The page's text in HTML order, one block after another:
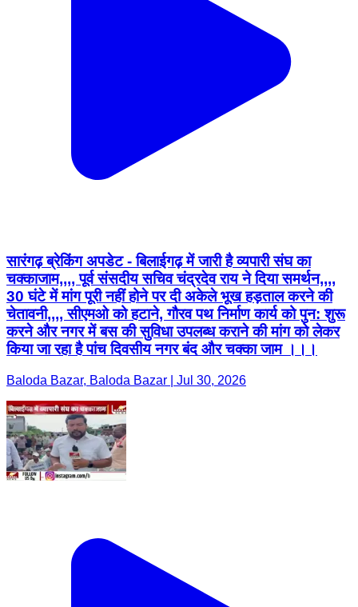
सारंगढ़ ब्रेकिंग अपडेट - बिलाईगढ़ में जारी है व्यपारी संघ का
चक्काजाम,,,, पूर्व संसदीय सचिव चंद्रदेव राय ने दिया समर्थन,,,,
30 घंटे में मांग पूरी नहीं होने पर दी अकेले भूख हड़ताल करने की
चेतावनी,,,, सीएमओ को हटाने, गौरव पथ निर्माण कार्य को पुन: शुरू
करने और नगर में बस की सुविधा उपलब्ध कराने की मांग को लेकर
किया जा रहा है पांच दिवसीय नगर बंद और चक्का जाम ।।।
Baloda Bazar, Baloda Bazar | Jul 30, 2026